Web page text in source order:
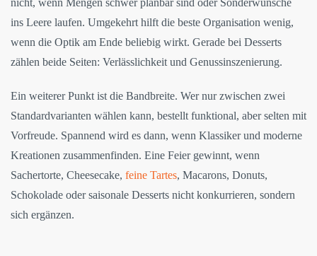
ins Leere laufen. Umgekehrt hilft die beste Organisation wenig,
wenn die Optik am Ende beliebig wirkt. Gerade bei Desserts
zählen beide Seiten: Verlässlichkeit und Genussinszenierung.
Ein weiterer Punkt ist die Bandbreite. Wer nur zwischen zwei
Standardvarianten wählen kann, bestellt funktional, aber selten mit
Vorfreude. Spannend wird es dann, wenn Klassiker und moderne
Kreationen zusammenfinden. Eine Feier gewinnt, wenn
Sachertorte, Cheesecake, feine Tartes, Macarons, Donuts,
Schokolade oder saisonale Desserts nicht konkurrieren, sondern
sich ergänzen.